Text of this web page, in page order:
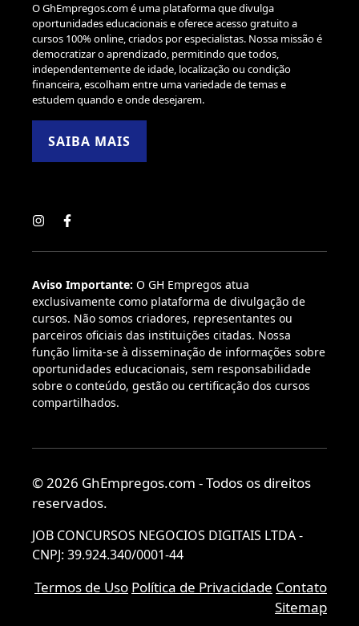
O GhEmpregos.com é uma plataforma que divulga
oportunidades educacionais e oferece acesso gratuito a
cursos 100% online, criados por especialistas. Nossa missão é
democratizar o aprendizado, permitindo que todos,
independentemente de idade, localização ou condição
financeira, escolham entre uma variedade de temas e
estudem quando e onde desejarem.
SAIBA MAIS
Aviso Importante: O GH Empregos atua
exclusivamente como plataforma de divulgação de
cursos. Não somos criadores, representantes ou
parceiros oficiais das instituições citadas. Nossa
função limita-se à disseminação de informações sobre
oportunidades educacionais, sem responsabilidade
sobre o conteúdo, gestão ou certificação dos cursos
compartilhados.
© 2026 GhEmpregos.com - Todos os direitos
reservados.
JOB CONCURSOS NEGOCIOS DIGITAIS LTDA -
CNPJ: 39.924.340/0001-44
Termos de Uso Política de Privacidade Contato
Sitemap